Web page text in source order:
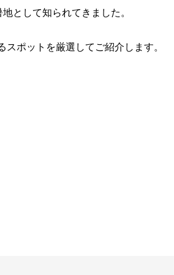
として知られてきました。
ポットを厳選してご紹介します。